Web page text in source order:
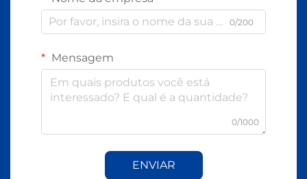
0/200
Mensagem
0/1000
ENVIAR